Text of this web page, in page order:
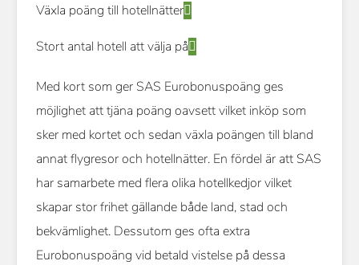
Växla poäng till hotellnätter
Stort antal hotell att välja på
Med kort som ger SAS Eurobonuspoäng ges
möjlighet att tjäna poäng oavsett vilket inköp som
sker med kortet och sedan växla poängen till bland
annat flygresor och hotellnätter. En fördel är att SAS
har samarbete med flera olika hotellkedjor vilket
skapar stor frihet gällande både land, stad och
bekvämlighet. Dessutom ges ofta extra
Eurobonuspoäng vid betald vistelse på dessa